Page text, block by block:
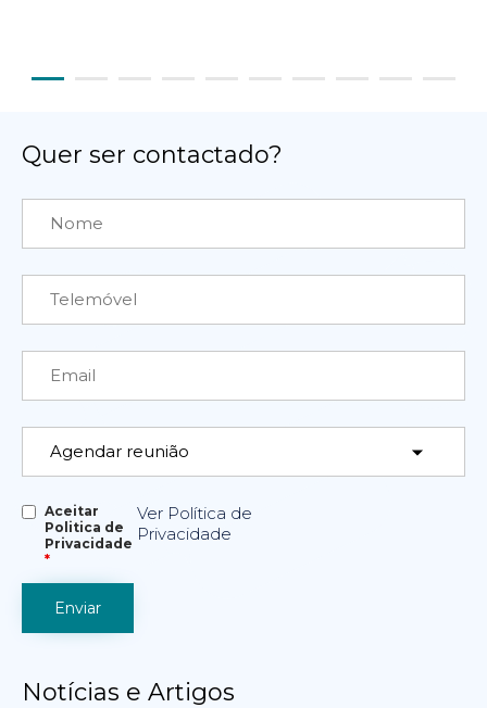
Quer ser contactado?
Aceitar
Politica de
Privacidade
*
Ver Política de
Privacidade
Notícias e Artigos